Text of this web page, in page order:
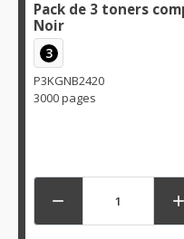
Pack de 3 toners
Noir
3
P3KGNB2420
3000 pages
 